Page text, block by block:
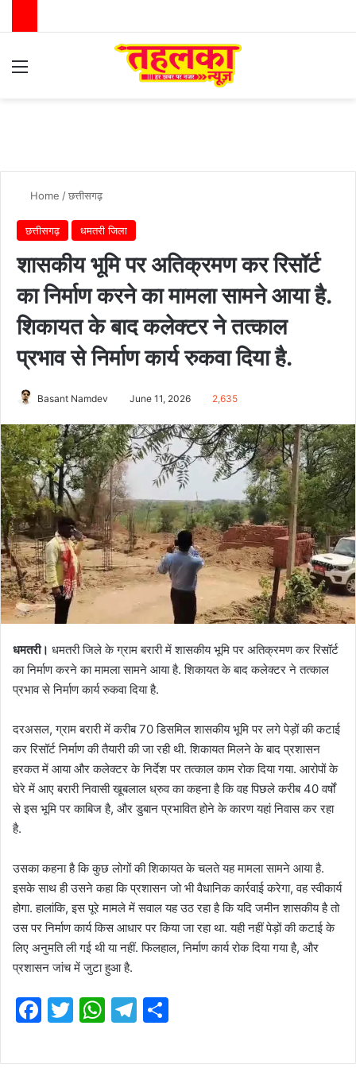
Menu
Home /छत्तीसगढ़
छत्तीसगढ़ धमतरी जिला
शासकीय भूमि पर अतिक्रमण कर रिसॉर्ट
का निर्माण करने का मामला सामने आया है.
शिकायत के बाद कलेक्टर ने तत्काल
प्रभाव से निर्माण कार्य रुकवा दिया है.
Basant Namdev June 11, 2026 2,635
धमतरी। धमतरी जिले के ग्राम बरारी में शासकीय भूमि पर अतिक्रमण कर रिसॉर्ट
का निर्माण करने का मामला सामने आया है. शिकायत के बाद कलेक्टर ने तत्काल
प्रभाव से निर्माण कार्य रुकवा दिया है.
दरअसल, ग्राम बरारी में करीब 70 डिसमिल शासकीय भूमि पर लगे पेड़ों की कटाई
कर रिसॉर्ट निर्माण की तैयारी की जा रही थी. शिकायत मिलने के बाद प्रशासन
हरकत में आया और कलेक्टर के निर्देश पर तत्काल काम रोक दिया गया. आरोपों के
घेरे में आए बरारी निवासी खूबलाल ध्रुव का कहना है कि वह पिछले करीब 40 वर्षों
से इस भूमि पर काबिज है, और डुबान प्रभावित होने के कारण यहां निवास कर रहा
है.
उसका कहना है कि कुछ लोगों की शिकायत के चलते यह मामला सामने आया है.
इसके साथ ही उसने कहा कि प्रशासन जो भी वैधानिक कार्रवाई करेगा, वह स्वीकार्य
होगा. हालांकि, इस पूरे मामले में सवाल यह उठ रहा है कि यदि जमीन शासकीय है तो
उस पर निर्माण कार्य किस आधार पर किया जा रहा था. यही नहीं पेड़ों की कटाई के
लिए अनुमति ली गई थी या नहीं. फिलहाल, निर्माण कार्य रोक दिया गया है, और
प्रशासन जांच में जुटा हुआ है.
F
c
T
itt
W
at
T
e ar